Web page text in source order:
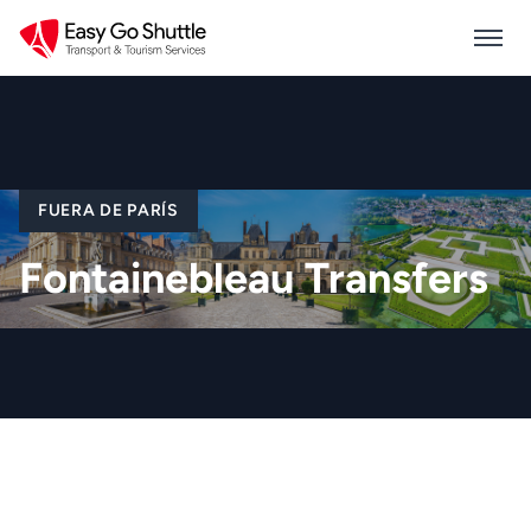
FUERA DE PARÍS
Fontainebleau Transfers